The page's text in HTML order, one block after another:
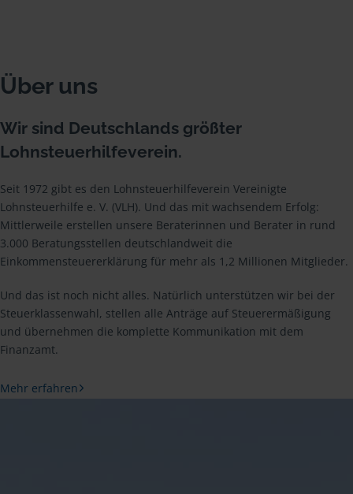
Über uns
Wir sind Deutschlands größter
Lohnsteuerhilfeverein.
Seit 1972 gibt es den Lohnsteuerhilfeverein Vereinigte
Lohnsteuerhilfe e. V. (VLH). Und das mit wachsendem Erfolg:
Mittlerweile erstellen unsere Beraterinnen und Berater in rund
3.000 Beratungsstellen deutschlandweit die
Einkommensteuererklärung für mehr als 1,2 Millionen Mitglieder.
Und das ist noch nicht alles. Natürlich unterstützen wir bei der
Steuerklassenwahl, stellen alle Anträge auf Steuerermäßigung
und übernehmen die komplette Kommunikation mit dem
Finanzamt.
Mehr erfahren